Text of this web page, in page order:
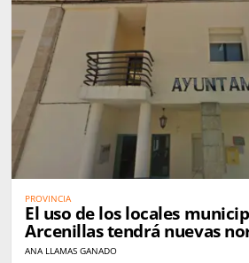
PROVINCIA
El uso de los locales
Arcenillas tendrá nuevas
ANA LLAMAS GANADO